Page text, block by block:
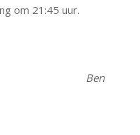
om 21:45 uur.
Ben